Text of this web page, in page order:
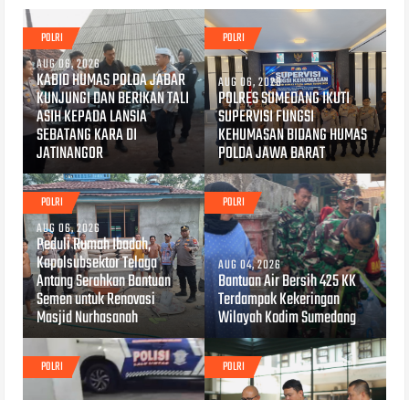
POLRI
AUG 06, 2026
KABID HUMAS POLDA JABAR
KUNJUNGI DAN BERIKAN TALI
ASIH KEPADA LANSIA
SEBATANG KARA DI
JATINANGOR
POLRI
AUG 06, 2026
POLRES SUMEDANG IKUTI
SUPERVISI FUNGSI
KEHUMASAN BIDANG HUMAS
POLDA JAWA BARAT
POLRI
AUG 06, 2026
Peduli Rumah Ibadah,
Kapolsubsektor Telaga
Antang Serahkan Bantuan
Semen untuk Renovasi
Masjid Nurhasanah
POLRI
AUG 04, 2026
Bantuan Air Bersih 425 KK
Terdampak Kekeringan
Wilayah Kodim Sumedang
POLRI POLRI